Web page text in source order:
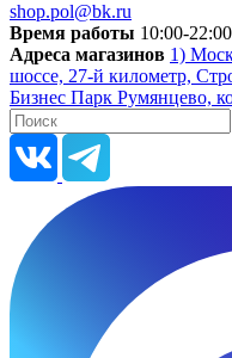
shop.pol@bk.ru
Время работы 10:00-
Адреса магазинов 1)
шоссе, 27-й километр,
Бизнес Парк Румянцево,